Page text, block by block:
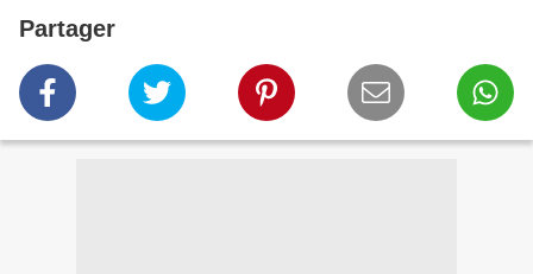
Partager